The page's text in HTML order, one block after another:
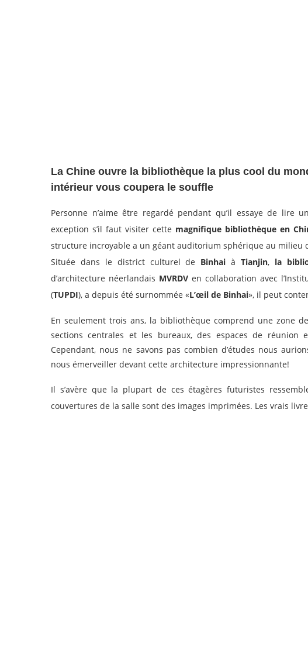
La Chine ouvre la bibliothèque la plus cool du
intérieur vous coupera le souffle
Personne n’aime être regardé pendant qu’il essaye de lire
exception s’il faut visiter cette magnifique bibliothèque en
structure incroyable a un géant auditorium sphérique au milieu
Située dans le district culturel de Binhai àTianjin, la
d’architecture néerlandais MVRDV en collaboration avec
(TUPDI), a depuis été surnommée «L’œil de Binhai», il peut
En seulement trois ans, la bibliothèque comprend une zone
sections centrales et les bureaux, des espaces de
Cependant, nous ne savons pas combien d’études nous
nous émerveiller devant cette architecture impressionnante!
Il s’avère que la plupart de ces étagères futuristes
couvertures de la salle sont des images imprimées. Les vrais